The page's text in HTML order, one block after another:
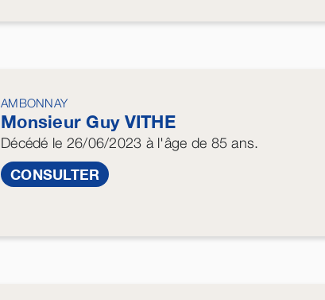
AMBONNAY
Monsieur Guy VITHE
Décédé le 26/06/2023 à l'âge de 85 ans.
CONSULTER